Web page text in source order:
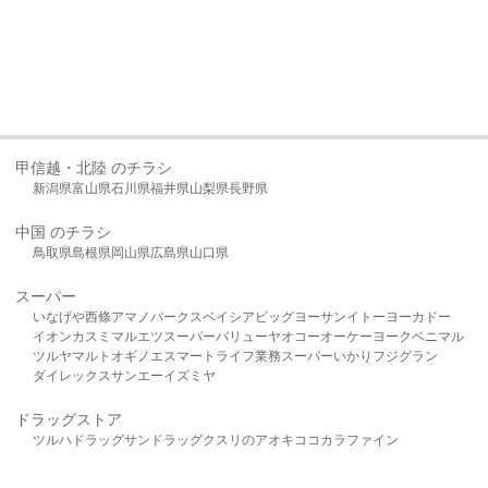
甲信越・北陸 のチラシ
新潟県富山県石川県福井県山梨県長野県
中国 のチラシ
鳥取県島根県岡山県広島県山口県
スーパー
いなげや西條アマノパークスベイシア ビッグヨーサンイトーヨーカドー
イオンカスミ マルエツスーパーバリューヤオコーオーケー ヨークベニマル
ツルヤマルト オギノ エスマート ライフ業務スーパーいかり フジグラン
ダイレックスサンエーイズミヤ
ドラッグストア
ツルハドラッグサンドラッグクスリのアオキ ココカラファイン